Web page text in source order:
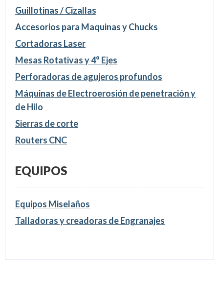
Guillotinas / Cizallas
Accesorios para Maquinas y Chucks
Cortadoras Laser
Mesas Rotativas y 4° Ejes
Perforadoras de agujeros profundos
Máquinas de Electroerosión de penetración y
de Hilo
Sierras de corte
Routers CNC
EQUIPOS
Equipos Miselaños
Talladoras y creadoras de Engranajes